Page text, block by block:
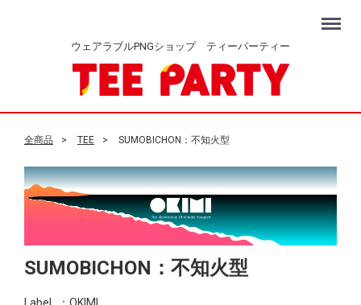
ウェアラブルPNGショップ ティーパーティー
Menu
全商品 TEE SUMOBICHON：不知火型
SUMOBICHON：不知火型